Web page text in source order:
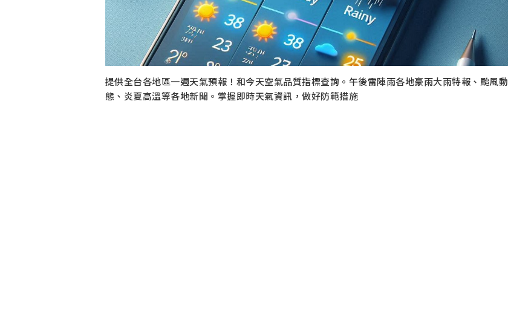
提供全台各地區一週天氣預報！和今天空氣品質指標查詢。午後雷陣雨各地豪雨大雨特報、颱風動
態、炎夏高溫等各地新聞。掌握即時天氣資訊，做好防範措施